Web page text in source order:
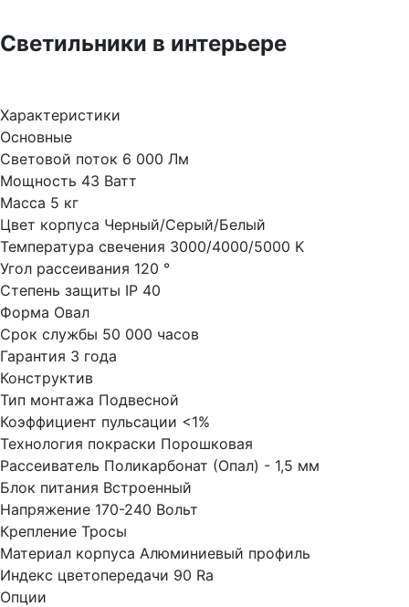
Светильники в интерьере
Характеристики
Основные
Световой поток 6 000 Лм
Мощность 43 Ватт
Масса 5 кг
Цвет корпуса Черный/Серый/Белый
Температура свечения 3000/4000/5000 K
Угол рассеивания 120 °
Степень защиты IP 40
Форма Овал
Срок службы 50 000 часов
Гарантия 3 года
Конструктив
Тип монтажа Подвесной
Коэффициент пульсации <1%
Технология покраски Порошковая
Рассеиватель Поликарбонат (Опал) - 1,5 мм
Блок питания Встроенный
Напряжение 170-240 Вольт
Крепление Тросы
Материал корпуса Алюминиевый профиль
Индекс цветопередачи 90 Ra
Опции